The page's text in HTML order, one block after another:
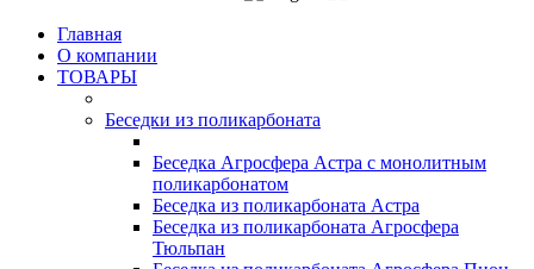
Главная
О компании
ТОВАРЫ
Беседки из поликарбоната
Беседка Агросфера Астра с монолитным
поликарбонатом
Беседка из поликарбоната Астра
Беседка из поликарбоната Агросфера
Тюльпан